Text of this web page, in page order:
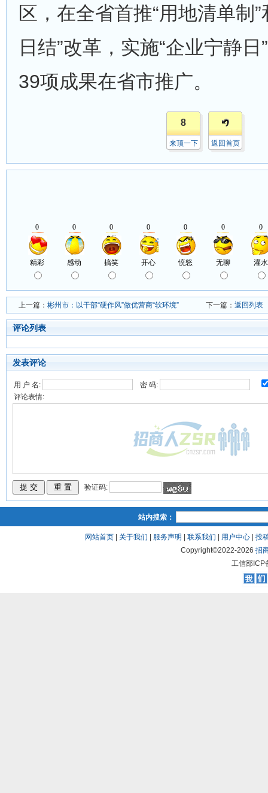
区，在全省首推“用地清单制
日结”改革，实施“企业宁静
39项成果在省市推广。
8
来顶一下 返回首页
上一篇： 彬州市：以干部“硬作风”做优营商“软环境” 下一篇： 返回列表
评论列表
发表评论
用 户 名:
密 码:
评论表情:
验证码:
站内搜索：
网站首页 关于我们 服务声明 联系我们 用户中心
投
Copyright©2022-2026招
工信部ICP